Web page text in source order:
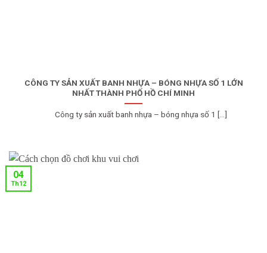
CÔNG TY SẢN XUẤT BANH NHỰA – BÓNG NHỰA SỐ 1 LỚN
NHẤT THÀNH PHỐ HỒ CHÍ MINH
Công ty sản xuất banh nhựa – bóng nhựa số 1 [...]
04
Th12